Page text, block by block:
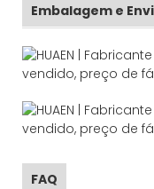
Embalagem e
FAQ